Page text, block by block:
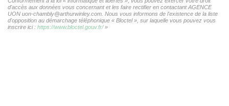
d'accès aux données vous concernant et les faire rectifier en contactant AGENCE
UON uon-chambly@arthurwinley.com. Nous vous informons de l'existence de la liste
d'opposition au démarchage téléphonique « Bloctel », sur laquelle vous pouvez vous
inscrire ici : https://www.bloctel.gouv.fr/»